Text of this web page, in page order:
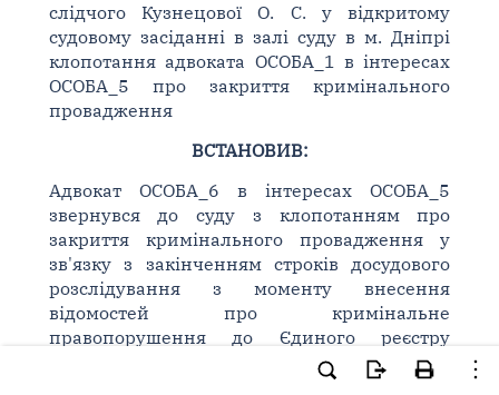
слідчого Кузнецової О. С. у відкритому
судовому засіданні в залі суду в м. Дніпрі
клопотання адвоката ОСОБА_1 в інтересах
ОСОБА_5 про закриття кримінального
провадження
ВСТАНОВИВ:
Адвокат ОСОБА_6 в інтересах ОСОБА_5
звернувся до суду з клопотанням про
закриття кримінального провадження у
зв'язку з закінченням строків досудового
розслідування з моменту внесення
відомостей про кримінальне
правопорушення до Єдиного реєстру
досудових розслідувань до дня
повідомлення особі про підозру.